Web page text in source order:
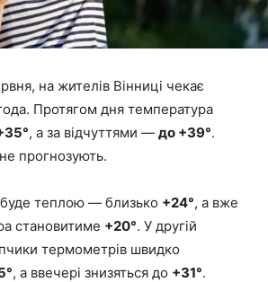
на жителів Вінниці чекає
Протягом дня температура
, а за відчуттями — до +39°.
прогнозують.
теплою — близько +24°, а вже
становитиме +20°. У другій
термометрів швидко
, а ввечері знизяться до +31°.